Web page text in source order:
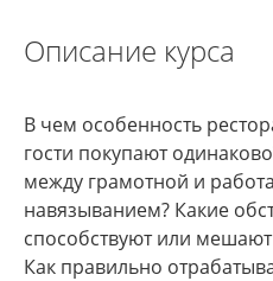
Описание курса
В чем особенность
гости покупают
между грамотной и
навязыванием? Какие
способствуют или
Как правильно